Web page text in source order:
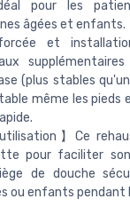
pour les
âgées et enfants.
et
(plus stables
même les pieds
】Ce
pour faciliter
de douche
ou enfants